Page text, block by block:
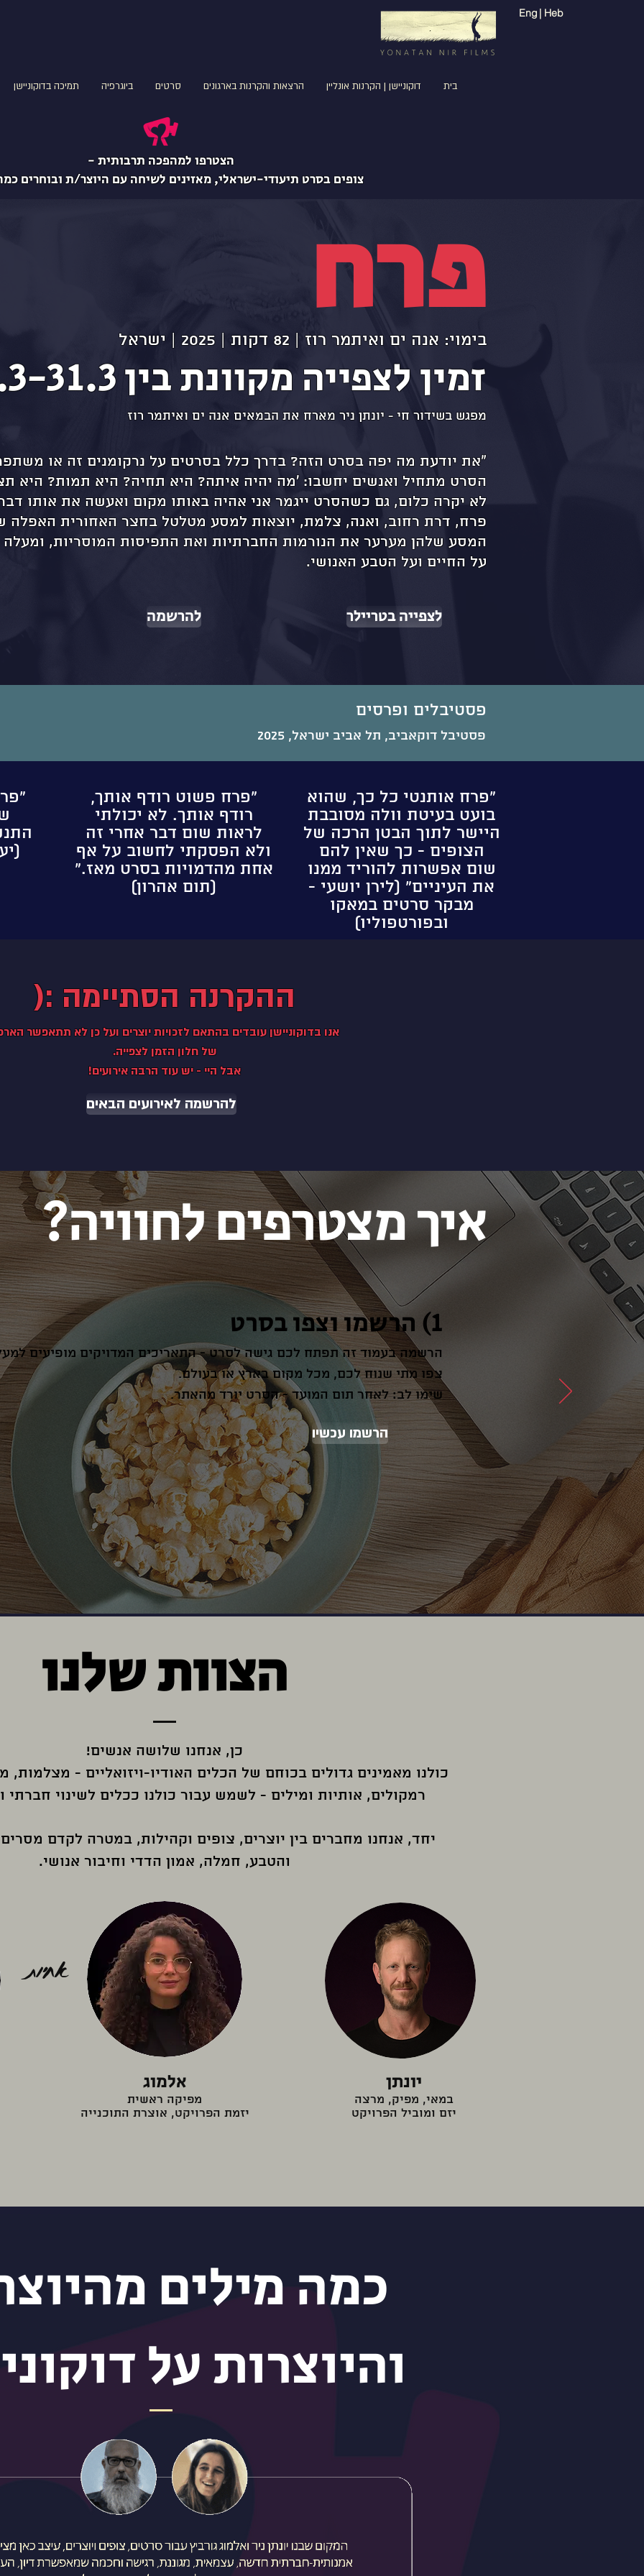
Eng | Heb
בית דוקוניישן | הקרנות אונליין הרצאות והקרנות בארגונים סרטים ביוגרפיה תמיכה בדוקוניישן
הצטרפו למהפכה תרבותית -
צופים בסרט תיעודי-ישראלי, מאזינים לשיחה עם היוצר/ת ובוחרים
פרח
בימוי: אנה ים ואיתמר רוז | 82 דקות | 2025 | ישראל
זמין לצפייה מקוונת בין 24.3-31.3
מפגש בשידור חי - יונתן ניר מארח את הבמאים אנה ים ואיתמר רוז
"את יודעת מה יפה בסרט הזה? בדרך כלל בסרטים על נרקומנים זה או משתפר
הסרט מתחיל ואנשים יחשבו: 'מה יהיה איתה? היא תחיה? היא תמות? היא
לא יקרה כלום, גם כשהסרט ייגמר אני אהיה באותו מקום ואעשה את אותו
פרח, דרת רחוב, ואנה, צלמת, יוצאות למסע מטלטל בחצר האחורית האפלה
המסע שלהן מערער את הנורמות החברתיות ואת התפיסות המוסריות, ומעלה
על החיים ועל הטבע האנושי.
להרשמה לצפייה בטריילר
פסטיבלים ופרסים
פסטיבל דוקאביב, תל אביב ישראל, 2025
"פרח פשוט רודף אותך,
רודף אותך. לא יכולתי
לראות שום דבר אחרי זה
ולא הפסקתי לחשוב על אף
אחת מהדמויות בסרט מאז."
(תום אהרון)
"פרח אותנטי כל כך, שהוא
בועט בעיטת וולה מסובבת
היישר לתוך הבטן הרכה של
הצופים - כך שאין להם
שום אפשרות להוריד ממנו
את העיניים" (לירן יושעי -
מבקר סרטים במאקו
ובפורטפוליו)
ההקרנה הסתיימה :(
אנו בדוקוניישן עובדים בהתאם לזכויות יוצרים ועל כן לא תתאפשר
של חלון הזמן לצפייה.
אבל היי - יש עוד הרבה אירועים!
להרשמה לאירועים הבאים
איך מצטרפים לחוויה?
1) הרשמו וצפו בסרט
הרשמה בעמוד זה תפתח לכם גישה לסרט - התאריכים המדויקים מופיעים
צפו מתי שנוח לכם, מכל מקום בארץ או בעולם.
שימו לב: לאחר תום המועד - הסרט יורד מהאתר.
הרשמו עכשיו
הצוות שלנו
כן, אנחנו שלושה אנשים!
כולנו מאמינים גדולים בכוחם של הכלים האודיו-ויזואליים - מצלמות,
רמקולים, אותיות ומילים - לשמש עבור כולנו ככלים לשינוי
יחד, אנחנו מחברים בין יוצרים, צופים וקהילות, במטרה לקדם
והטבע, חמלה, אמון הדדי וחיבור אנושי.
אלמוג
מפיקה ראשית
יזמת הפרויקט, אוצרת התוכנייה
יונתן
במאי, מפיק, מרצה
יזם ומוביל הפרויקט
אחיות
כמה מילים
והיוצרות על